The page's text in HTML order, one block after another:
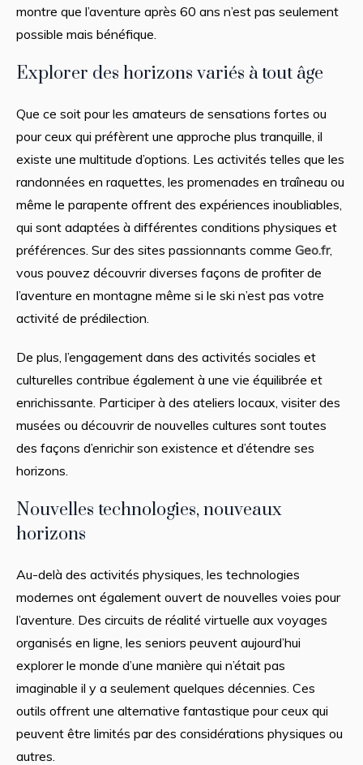
montre que l’aventure après 60 ans n’est pas seulement
possible mais bénéfique.
Explorer des horizons variés à tout âge
Que ce soit pour les amateurs de sensations fortes ou
pour ceux qui préfèrent une approche plus tranquille, il
existe une multitude d’options. Les activités telles que les
randonnées en raquettes, les promenades en traîneau ou
même le parapente offrent des expériences inoubliables,
qui sont adaptées à différentes conditions physiques et
préférences. Sur des sites passionnants comme Geo.fr,
vous pouvez découvrir diverses façons de profiter de
l’aventure en montagne même si le ski n’est pas votre
activité de prédilection.
De plus, l’engagement dans des activités sociales et
culturelles contribue également à une vie équilibrée et
enrichissante. Participer à des ateliers locaux, visiter des
musées ou découvrir de nouvelles cultures sont toutes
des façons d’enrichir son existence et d’étendre ses
horizons.
Nouvelles technologies, nouveaux
horizons
Au-delà des activités physiques, les technologies
modernes ont également ouvert de nouvelles voies pour
l’aventure. Des circuits de réalité virtuelle aux voyages
organisés en ligne, les seniors peuvent aujourd’hui
explorer le monde d’une manière qui n’était pas
imaginable il y a seulement quelques décennies. Ces
outils offrent une alternative fantastique pour ceux qui
peuvent être limités par des considérations physiques ou
autres.